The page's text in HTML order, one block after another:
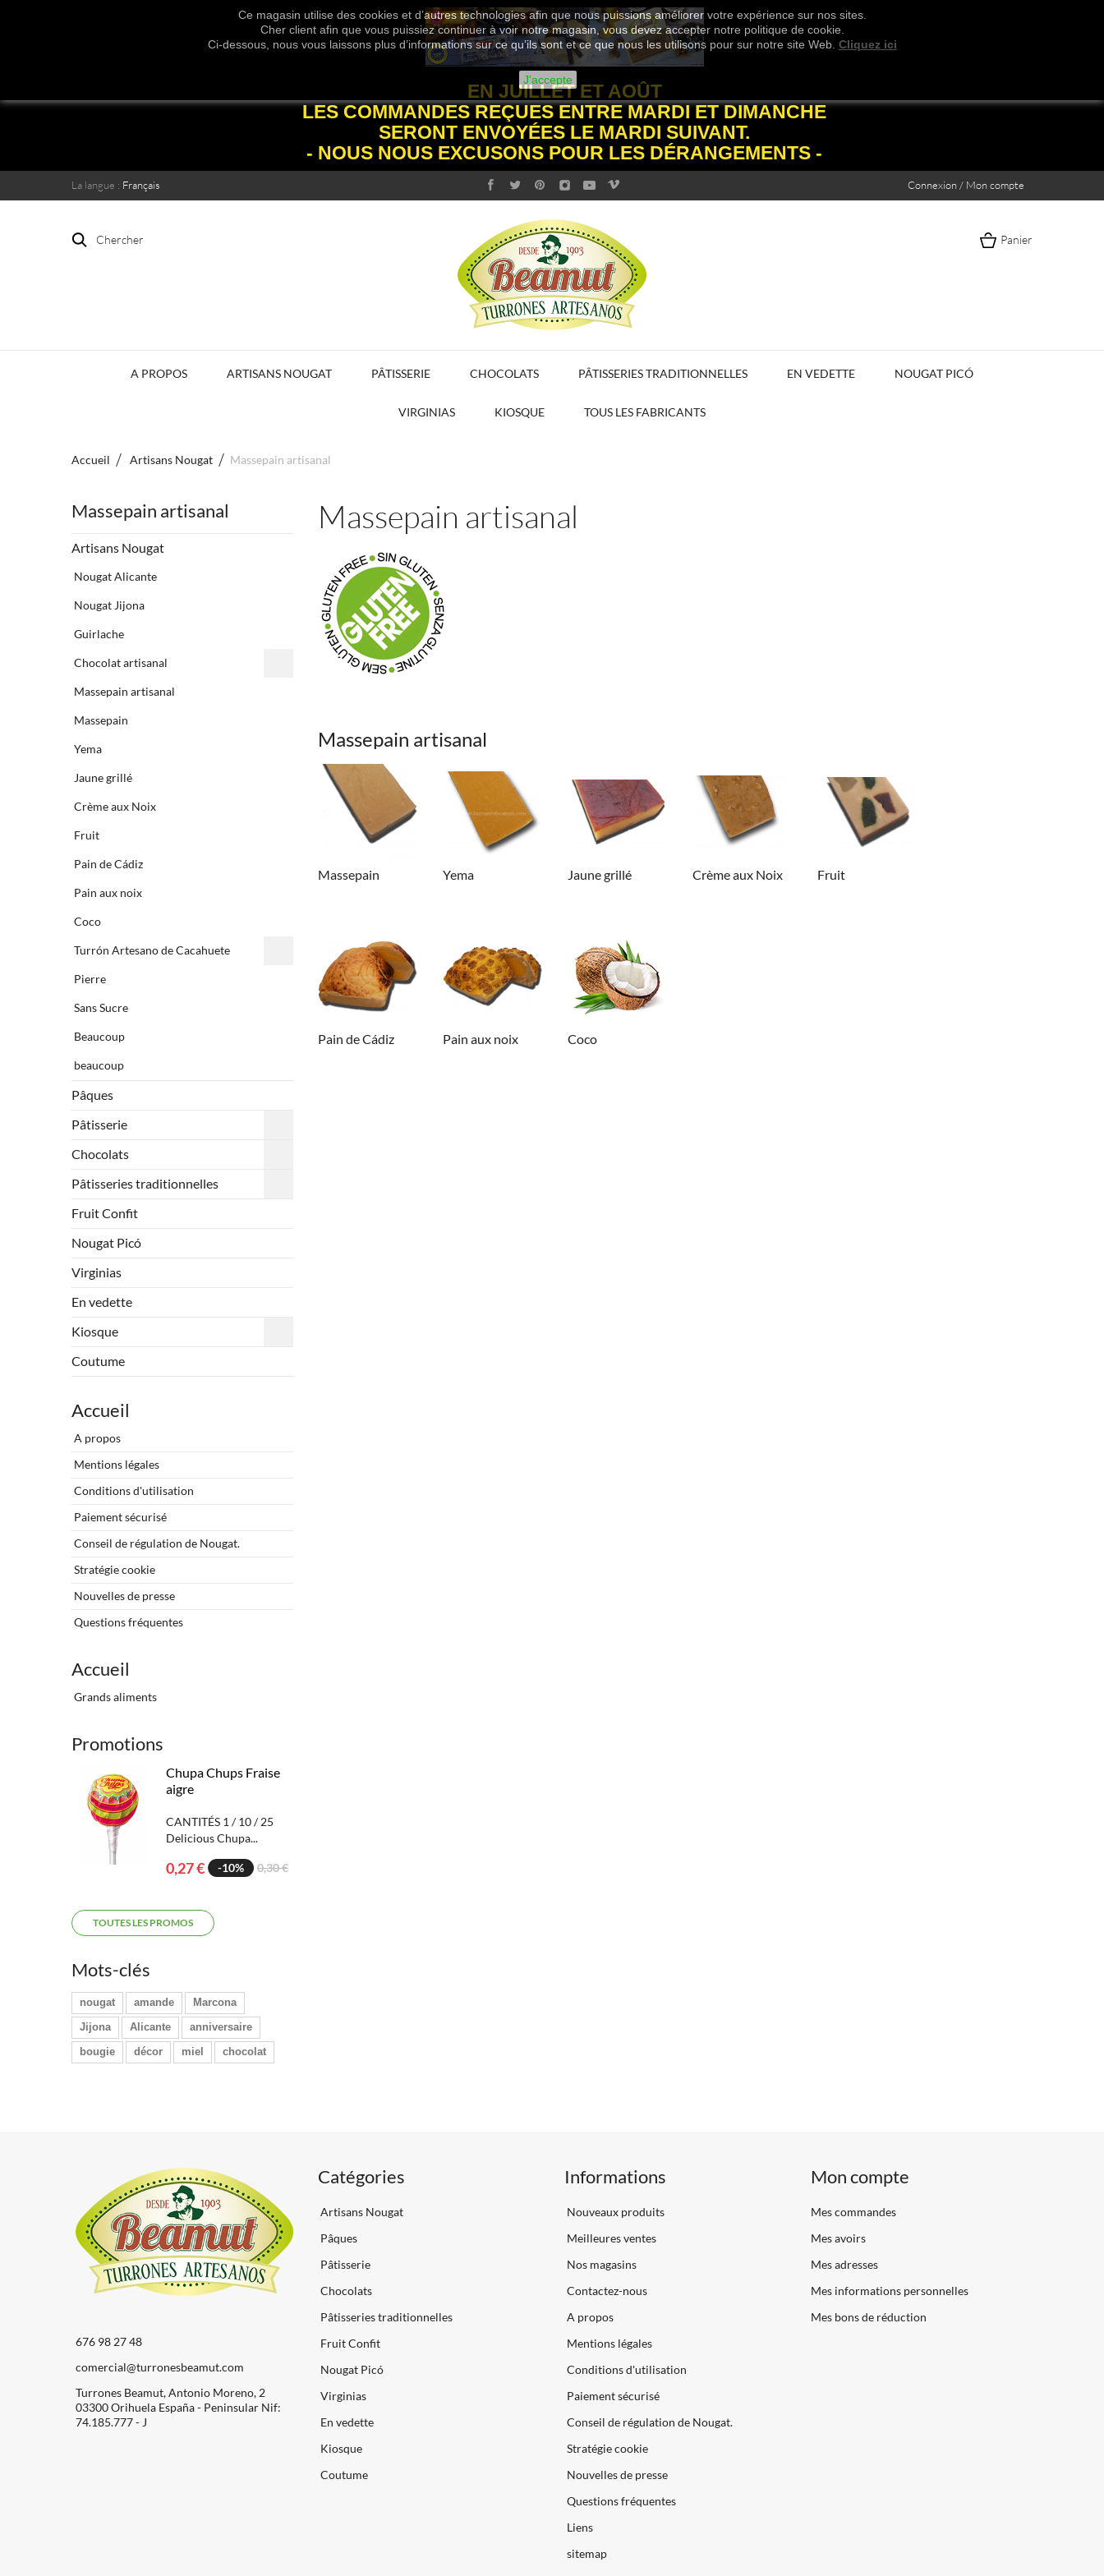
Ce magasin utilise des cookies et d’autres technologies afin que nous puissions améliorer votre expérience sur nos sites.
Cher client afin que vous puissiez continuer à voir notre magasin, vous devez accepter notre politique de cookie.
Ci-dessous, nous vous laissons plus d’informations sur ce qu’ils sont et ce que nous les utilisons pour sur notre site Web. Cliquez ici
J'accepte
EN JUILLET ET AOÛT
LES COMMANDES REÇUES ENTRE MARDI ET DIMANCHE
SERONT ENVOYÉES LE MARDI SUIVANT.
- NOUS NOUS EXCUSONS POUR LES DÉRANGEMENTS -
Connexion / Mon compte
La langue : Français
Chercher Panier
A PROPOS ARTISANS NOUGAT PÂTISSERIE CHOCOLATS PÂTISSERIES TRADITIONNELLES EN VEDETTE NOUGAT PICÓ
VIRGINIAS KIOSQUE TOUS LES FABRICANTS
Accueil Artisans Nougat Massepain artisanal
Massepain artisanal
Artisans Nougat
Nougat Alicante
Nougat Jijona
Guirlache
Chocolat artisanal
Massepain artisanal
Massepain
Yema
Jaune grillé
Crème aux Noix
Fruit
Pain de Cádiz
Pain aux noix
Coco
Turrón Artesano de Cacahuete
Pierre
Sans Sucre
Beaucoup
beaucoup
Pâques
Pâtisserie
Chocolats
Pâtisseries traditionnelles
Fruit Confit
Nougat Picó
Virginias
En vedette
Kiosque
Coutume
Accueil
A propos
Mentions légales
Conditions d'utilisation
Paiement sécurisé
Conseil de régulation de Nougat.
Stratégie cookie
Nouvelles de presse
Questions fréquentes
Accueil
Grands aliments
Promotions
Chupa Chups Fraise
aigre
CANTITÉS 1 / 10 / 25
Delicious Chupa...
0,27 € -10% 0,30 €
TOUTES LES PROMOS
Mots-clés
nougat amande
Marcona
Jijona
Alicante
anniversaire
bougie
décor miel chocolat
Massepain artisanal
Massepain artisanal
Massepain Yema Jaune grillé Crème aux Noix Fruit
Pain de Cádiz Pain aux noix Coco
676 98 27 48
comercial@turronesbeamut.com
Turrones Beamut, Antonio Moreno, 2
03300 Orihuela España - Peninsular Nif:
74.185.777 - J
Catégories
Artisans Nougat
Pâques
Pâtisserie
Chocolats
Pâtisseries traditionnelles
Fruit Confit
Nougat Picó
Virginias
En vedette
Kiosque
Coutume
Informations
Nouveaux produits
Meilleures ventes
Nos magasins
Contactez-nous
A propos
Mentions légales
Conditions d'utilisation
Paiement sécurisé
Conseil de régulation de Nougat.
Stratégie cookie
Nouvelles de presse
Questions fréquentes
Liens
sitemap
Mon compte
Mes commandes
Mes avoirs
Mes adresses
Mes informations personnelles
Mes bons de réduction